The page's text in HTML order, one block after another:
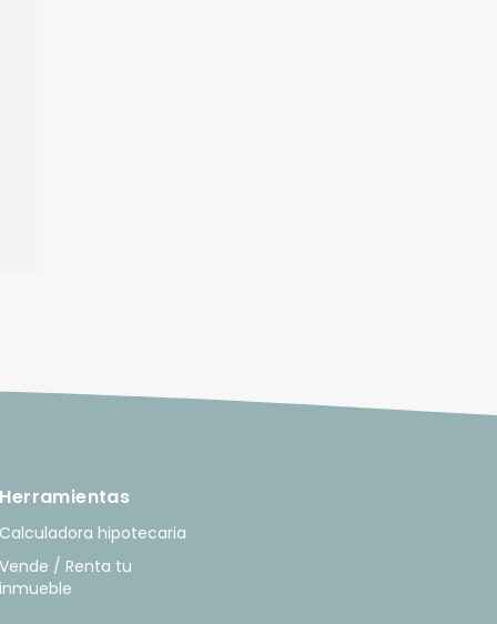
Herramientas
Calculadora hipotecaria
Vende / Renta tu
inmueble